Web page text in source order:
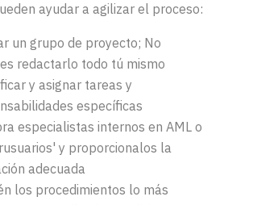
ayudar a agilizar el proceso:
un grupo de proyecto; No
redactarlo todo tú mismo
y asignar tareas y
específicas
especialistas internos en AML o
y proporcionalos la
adecuada
los procedimientos lo más